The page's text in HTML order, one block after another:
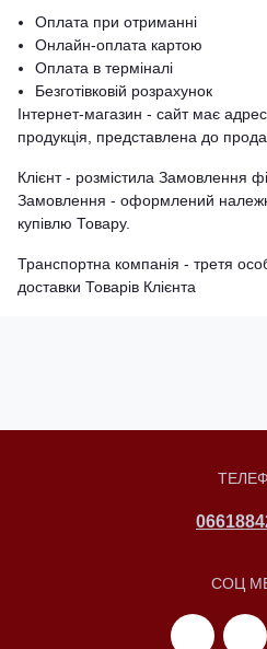
Оплата при отриманні
Онлайн-оплата картою
Оплата в терміналі
Безготівковій розрахунок
Інтернет-магазин - сайт має
продукція, представлена ​​до
Клієнт - розмістила Замовлення
Замовлення - оформлений
купівлю Товару.
Транспортна компанія - третя
доставки Товарів Клієнта
СОЦ